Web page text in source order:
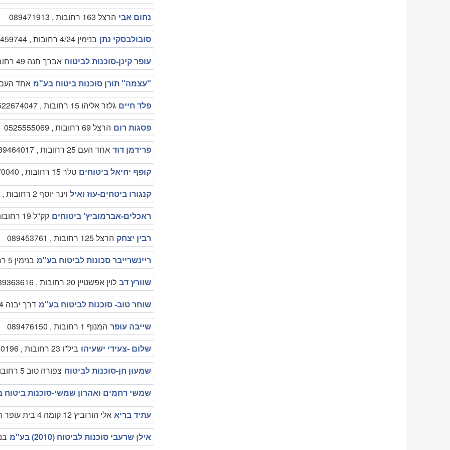
נחום אבי הרצל 163 רחובות , 089471913
סובולבסקי נתן בנימין 4/24 רחובות , 089459744
עופר קינן-סוכנות לביטוח אברך חנה 49 רחובות , 089390034
"עצמה" תורן סוכנות ביטוח בע"מ אחד העם 1 רחובות ,
פלד חיים גלזר אליהו 15 רחובות , 0522674047
פסגות רום הרצל 69 רחובות , 0525555069
פרידמן דוד אחד העם 25 רחובות , 089464017
קופף יחיאל ביטוחים טלר 15 רחובות , 089470040
קנגורו ביטחים-עוז ואיל וינר יוסף 2 רחובות , 089491107
ראכלים-אברמוביץ' ביטוחים קק"ל 19 רחובות , 089463987
רבין יצחק הרצל 125 רחובות , 089453761
ריינשרייבר סכונות לביטוח בע"מ בנימין 5 רחובות , 089451642
שוורץ דב לוין אפשטיין 20 רחובות , 089363616
שוחר טוב- סוכנות לביטוח בע"מ דרך יבנה 34 רחובות , 089475320
שייבה עופר המנוף 1 רחובות , 089476150
שלום -צעידי ישעיהו ביל"ו 23 רחובות , 089450196
שמעון חן-סוכנות לביטוח צפורה טוב 5 רחובות , 086460093
שמשי רחמים ואהרון שמשי-סוכנות
עתיד בריא אלי הורוביץ 12 קומה 4 בית עופר רחובות , 08-9413388
אילן שרעבי סוכנות לביטוח (2010) בע"מ
בנימין